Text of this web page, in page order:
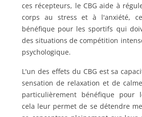
ces récepteurs, le CBG aide à
corps au stress et à l'anxiété,
bénéfique pour les sportifs qui
des situations de compétition
psychologique.
L'un des effets du CBG est sa
sensation de relaxation et de
particulièrement bénéfique pour
cela leur permet de se détendre